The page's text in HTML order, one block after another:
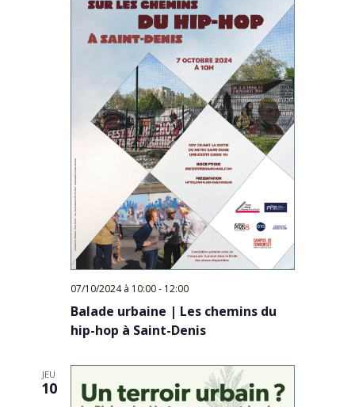
07/10/2024 à 10:00- 12:00
Balade urbaine | Les chemins du
hip-hop à Saint-Denis
JEU
10